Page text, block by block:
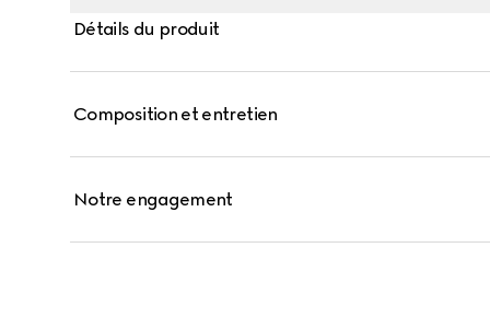
Détails du produit
Composition et entretien
Notre engagement